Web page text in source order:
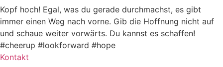
Kopf hoch! Egal, was du gerade durchmachst, es gibt
immer einen Weg nach vorne. Gib die Hoffnung nicht auf
und schaue weiter vorwärts. Du kannst es schaffen!
#cheerup #lookforward #hope
Kontakt